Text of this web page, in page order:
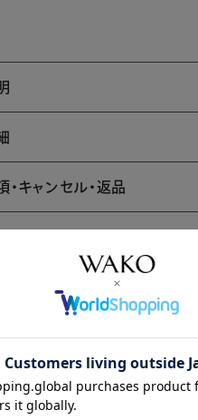
・キャンセル・返品